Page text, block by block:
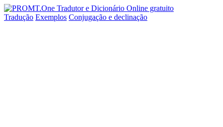
Tradução Exemplos Conjugação e declinação